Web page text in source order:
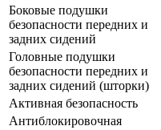
Боковые подушки
безопасности передних и
задних сидений
Головные подушки
безопасности передних и
задних сидений (шторки)
Активная безопасность
Антиблокировочная